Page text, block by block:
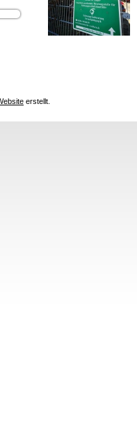
erstellt.